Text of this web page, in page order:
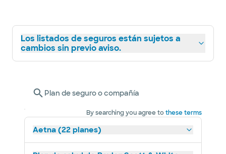
Los listados de seguros están sujetos a
cambios sin previo aviso.
Plan de seguro o compañía
By searching you agree tothese terms
Aetna (22 planes)